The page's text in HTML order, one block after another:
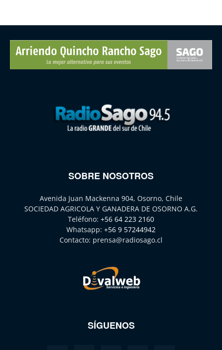
SOBRE NOSOTROS
Avenida Juan Mackenna 904, Osorno, Chile
SOCIEDAD AGRICOLA Y GANADERA DE OSORNO A.G.
Teléfono: +56 64 223 2160
Whatsapp: +56 9 57244942
Contacto: prensa@radiosago.cl
SÍGUENOS